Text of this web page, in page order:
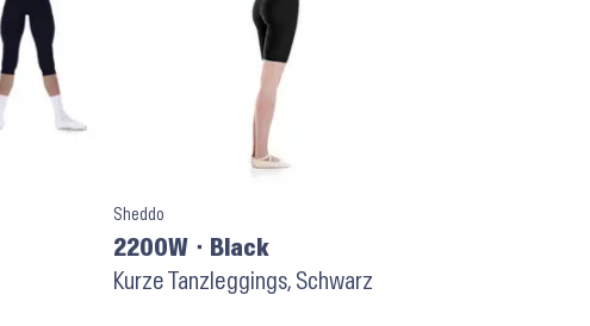
Sheddo
2200W ⬝ Black
Kurze Tanzleggings, Schwarz